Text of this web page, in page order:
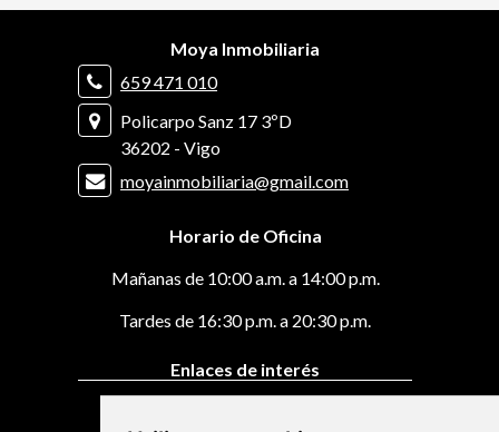
Moya Inmobiliaria
659 471 010
Policarpo Sanz 17 3ºD
36202 - Vigo
moyainmobiliaria@gmail.com
Horario de Oficina
Mañanas de 10:00 a.m. a 14:00 p.m.
Tardes de 16:30 p.m. a 20:30 p.m.
Enlaces de interés